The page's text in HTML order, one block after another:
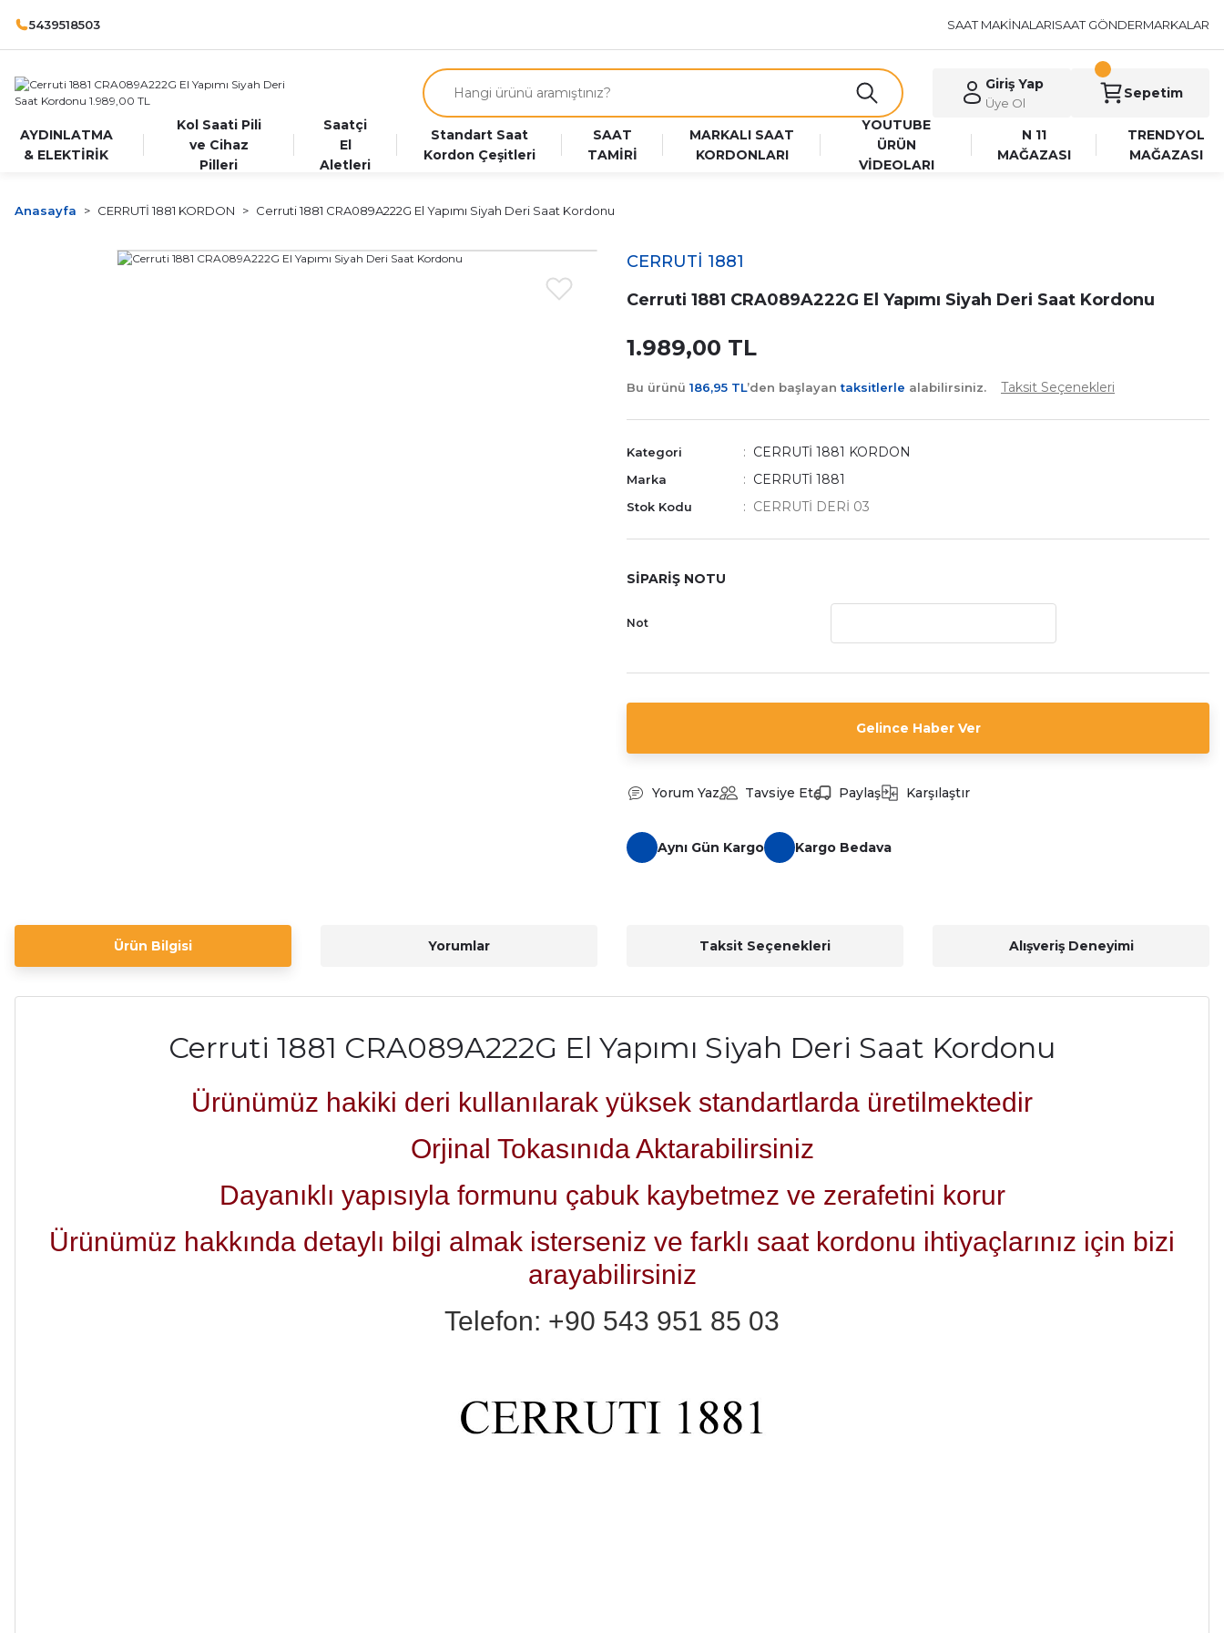
5439518503 SAAT MAKİNALARISAAT GÖNDERMARKALAR
Giriş Yap
Üye Ol
Sepetim
AYDINLATMA
& ELEKTİRİK
Kol Saati Pili
ve Cihaz
Pilleri
Saatçi
El
Aletleri
Standart Saat
Kordon Çeşitleri
SAAT
TAMİRİ
MARKALI SAAT
KORDONLARI
YOUTUBE
ÜRÜN
VİDEOLARI
N 11
MAĞAZASI
TRENDYOL
MAĞAZASI
Anasayfa CERRUTİ 1881 KORDON Cerruti 1881 CRA089A222G El Yapımı Siyah Deri Saat Kordonu
CERRUTİ 1881
Cerruti 1881 CRA089A222G El Yapımı Siyah Deri Saat Kordonu
1.989,00 TL
Bu ürünü 186,95 TL’den başlayantaksitlerle alabilirsiniz. Taksit Seçenekleri
Kategori CERRUTİ 1881 KORDON
Marka CERRUTİ 1881
Stok Kodu CERRUTİ DERİ 03
SİPARİŞ NOTU
Not
Gelince Haber Ver
Yorum Yaz Tavsiye Et Paylaş Karşılaştır
Aynı Gün Kargo Kargo Bedava
Ürün Bilgisi Yorumlar Taksit Seçenekleri Alışveriş Deneyimi
Cerruti 1881 CRA089A222G El Yapımı Siyah Deri Saat Kordonu
Ürünümüz hakiki deri kullanılarak yüksek standartlarda üretilmektedir
Orjinal Tokasınıda Aktarabilirsiniz
Dayanıklı yapısıyla formunu çabuk kaybetmez ve zerafetini korur
Ürünümüz hakkında detaylı bilgi almak isterseniz ve farklı saat kordonu ihtiyaçlarınız için bizi
arayabilirsiniz
Telefon: +90 543 951 85 03